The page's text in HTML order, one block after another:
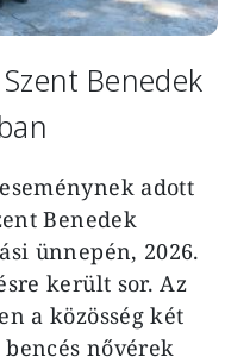
Benedek
adott
Benedek
ünnepén, 2026.
került sor. Az
a közösség két
nővérek